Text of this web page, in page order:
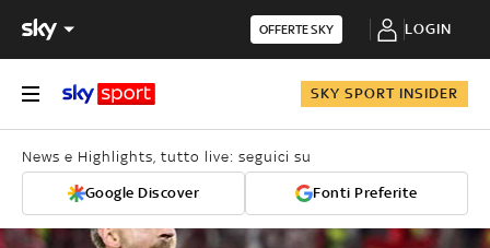
OFFERTE SKY LOGIN
SKY SPORT INSIDER
News e Highlights, tutto live: seguici su
Google Discover Fonti Preferite